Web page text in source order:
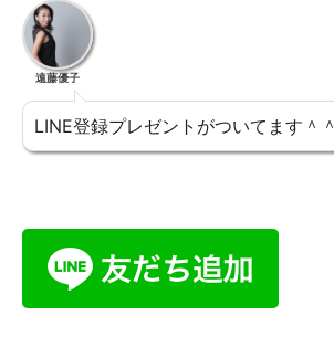
遠藤優子
LINE登録プレゼントがついてます＾＾